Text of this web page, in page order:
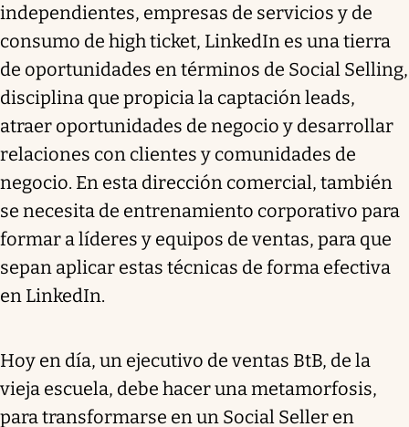
independientes, empresas de servicios y de
consumo de high ticket, LinkedIn es una tierra
de oportunidades en términos de Social Selling,
disciplina que propicia la captación leads,
atraer oportunidades de negocio y desarrollar
relaciones con clientes y comunidades de
negocio. En esta dirección comercial, también
se necesita de entrenamiento corporativo para
formar a líderes y equipos de ventas, para que
sepan aplicar estas técnicas de forma efectiva
en LinkedIn.
Hoy en día, un ejecutivo de ventas BtB, de la
vieja escuela, debe hacer una metamorfosis,
para transformarse en un Social Seller en